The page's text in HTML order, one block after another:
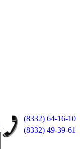
(8332) 64-16-10
(8332) 49-39-61